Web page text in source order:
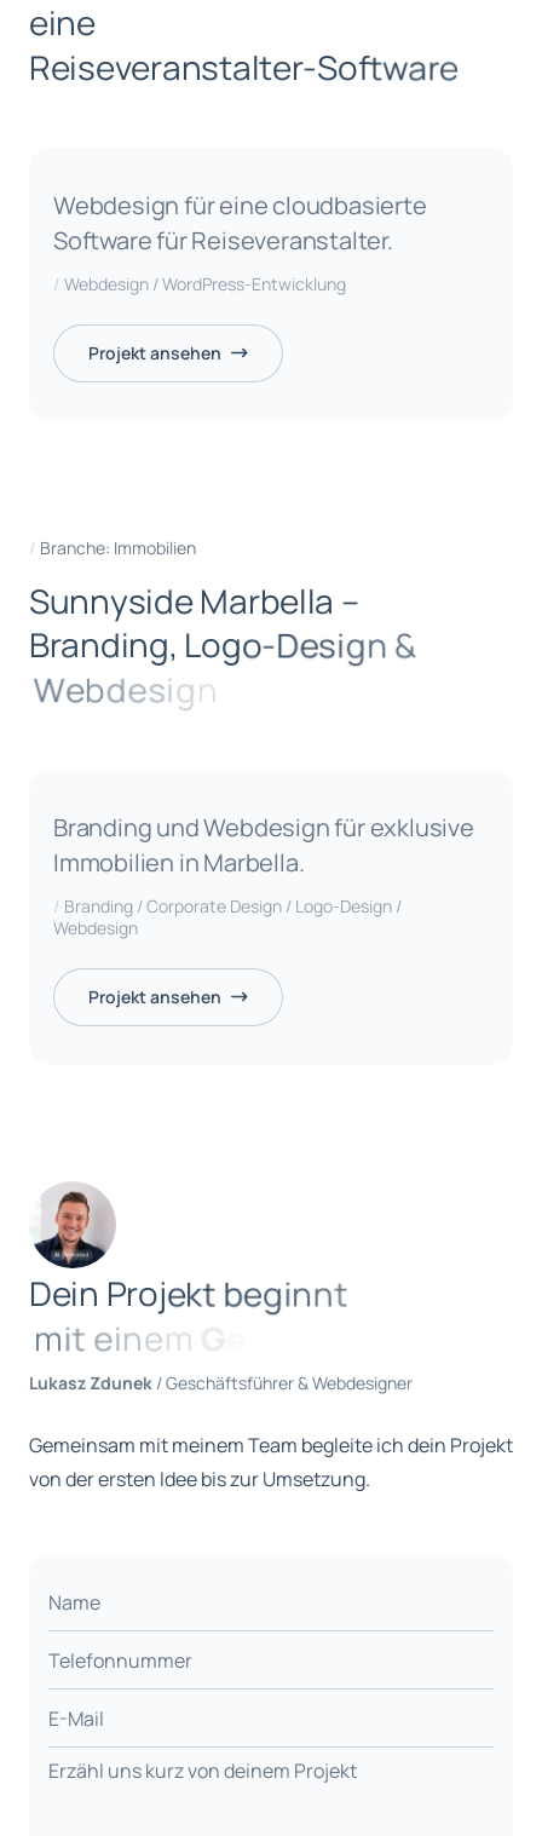
eine
Reiseveranstalter-Software
Webdesign für eine cloudbasierte
Software für Reiseveranstalter.
Webdesign / WordPress-Entwicklung
Projekt ansehen
Branche: Immobilien
Sunnyside Marbella –
Branding, Logo-Design &
Webdesign
Branding und Webdesign für exklusive
Immobilien in Marbella.
Branding / Corporate Design / Logo-Design /
Webdesign
Projekt ansehen
Dein Projekt beginnt
mit einem
Lukasz Zdunek / Geschäftsführer & Webdesigner
Gemeinsam mit meinem Team begleite ich dein Projekt
von der ersten Idee bis zur Umsetzung.